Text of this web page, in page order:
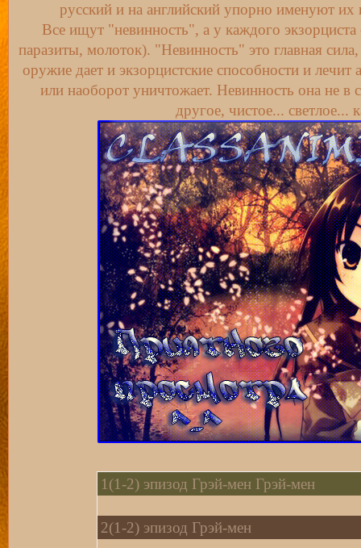
русский и на английский упорно именуют
Все ищут "невинность", а у каждого
паразиты, молоток). "Невинность" это главная
оружие дает и экзорцистские способности и
или наоборот уничтожает. Невинность она не в
другое, чистое... светлое...
1(1-2) эпизод Грэй-мен Грэй-мен
2(1-2) эпизод Грэй-мен